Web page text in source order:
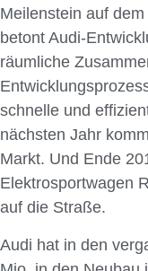
Meilenstein auf
betont Audi-
räumliche
schnelle und
nächsten Jahr
Markt. Und Ende
Elektrosportwagen
auf die Straße.
Audi hat in den